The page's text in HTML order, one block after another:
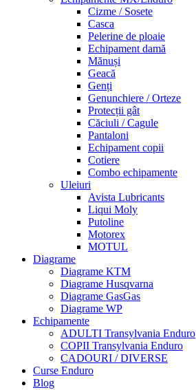
Cizme / Sosete
Casca
Pelerine de ploaie
Echipament damă
Mănuși
Geacă
Genți
Genunchiere / Orteze
Protecții gât
Căciuli / Cagule
Pantaloni
Echipament copii
Cotiere
Combo echipamente
Uleiuri
Avista Lubricants
Liqui Moly
Putoline
Motorex
MOTUL
Diagrame
Diagrame KTM
Diagrame Husqvarna
Diagrame GasGas
Diagrame WP
Echipamente
ADULTI Transylvania Enduro
COPII Transylvania Enduro
CADOURI / DIVERSE
Curse Enduro
Blog